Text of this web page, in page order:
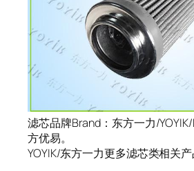
滤芯品牌Brand：东方一力/
方优易。
YOYIK/东方一力更多滤芯类相关产